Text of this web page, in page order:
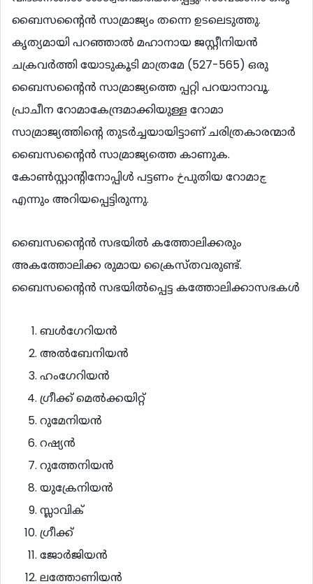
ബൈസന്‍റൈന്‍ സാമ്രാജ്യം തന്നെ ഉടലെടുത്തു.
കൃത്യമായി പറഞ്ഞാല്‍ മഹാനായ ജസ്റ്റീനിയന്‍
ചക്രവര്‍ത്തി യോടുകൂടി മാത്രമേ (527-565) ഒരു
ബൈസന്‍റൈന്‍ സാമ്രാജ്യത്തെ പ്പറ്റി പറയാനാവൂ.
പ്രാചീന റോമാകേന്ദ്രമാക്കിയുള്ള റോമാ
സാമ്രാജ്യത്തിന്‍റെ തുടര്‍ച്ചയായിട്ടാണ് ചരിത്രകാരന്മാര്‍
ബൈസന്‍റൈന്‍ സാമ്രാജ്യത്തെ കാണുക.
കോണ്‍സ്റ്റാന്‍റിനോപ്പിള്‍ പട്ടണം څപുതിയ റോമാچ
എന്നും അറിയപ്പെട്ടിരുന്നു.
ബൈസന്‍റൈന്‍ സഭയില്‍ കത്തോലിക്കരും
അകത്തോലിക്ക രുമായ ക്രൈസ്തവരുണ്ട്.
ബൈസന്‍റൈന്‍ സഭയില്‍പ്പെട്ട കത്തോലിക്കാസഭകള്‍
ബള്‍ഗേറിയന്‍
അല്‍ബേനിയന്‍
ഹംഗേറിയന്‍
ഗ്രീക്ക് മെല്‍ക്കയിറ്റ്
റുമേനിയന്‍
റഷ്യന്‍
റുത്തേനിയന്‍
യുക്രേനിയന്‍
സ്ലാവിക്
ഗ്രീക്ക്
ജോര്‍ജിയന്‍
ലത്തോണിയന്‍